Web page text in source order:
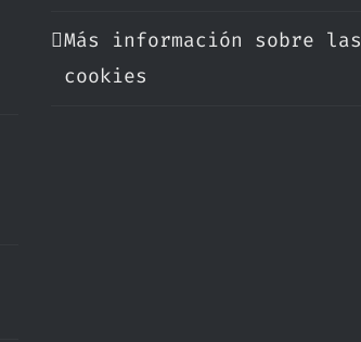
Más información sobre las
cookies